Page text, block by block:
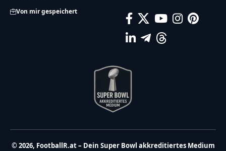
Von mir gespeichert
© 2026, FootballR.at – Dein Super Bowl akkreditiertes Medium